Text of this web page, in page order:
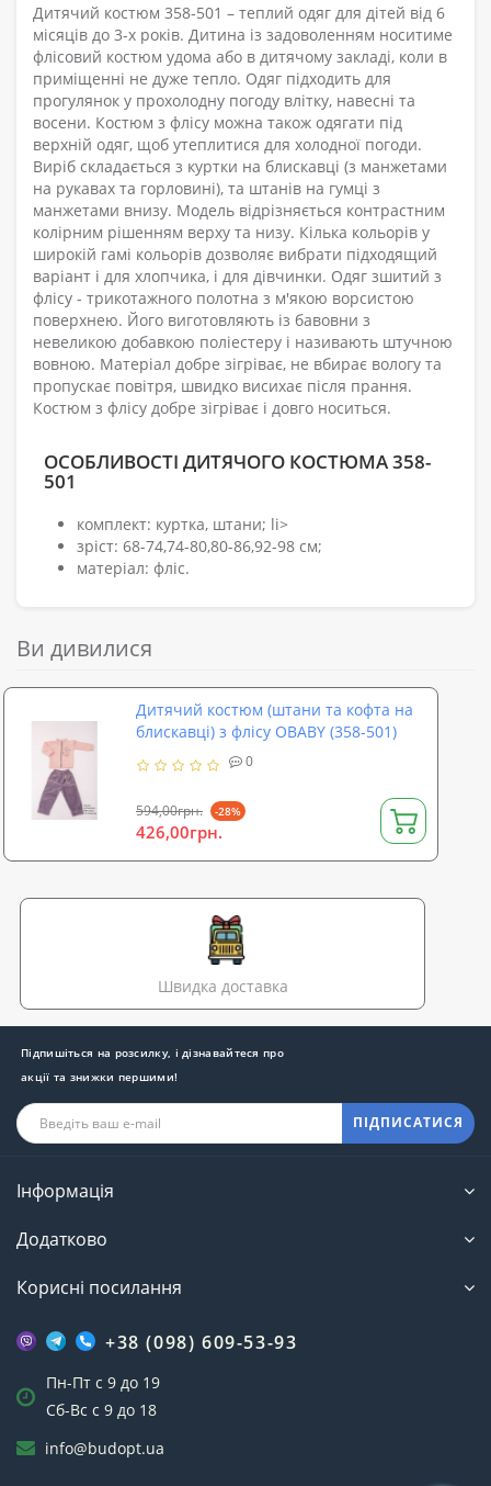
Дитячий костюм 358-501 – теплий одяг для дітей від 6
місяців до 3-х років. Дитина із задоволенням носитиме
флісовий костюм удома або в дитячому закладі, коли в
приміщенні не дуже тепло. Одяг підходить для
прогулянок у прохолодну погоду влітку, навесні та
восени. Костюм з флісу можна також одягати під
верхній одяг, щоб утеплитися для холодної погоди.
Виріб складається з куртки на блискавці (з манжетами
на рукавах та горловині), та штанів на гумці з
манжетами внизу. Модель відрізняється контрастним
колірним рішенням верху та низу. Кілька кольорів у
широкій гамі кольорів дозволяє вибрати підходящий
варіант і для хлопчика, і для дівчинки. Одяг зшитий з
флісу - трикотажного полотна з м'якою ворсистою
поверхнею. Його виготовляють із бавовни з
невеликою добавкою поліестеру і називають штучною
вовною. Матеріал добре зігріває, не вбирає вологу та
пропускає повітря, швидко висихає після прання.
Костюм з флісу добре зігріває і довго носиться.
ОСОБЛИВОСТІ ДИТЯЧОГО КОСТЮМА 358-
501
комплект: куртка, штани; li>
зріст: 68-74,74-80,80-86,92-98 см;
матеріал: фліс.
Ви дивилися
Дитячий костюм (штани та кофта на
блискавці) з флісу OBABY (358-501)
0
594,00грн. -28%
426,00грн.
Швидка доставка
Підпишіться на розсилку, і дізнавайтеся про
акції та знижки першими!
ПІДПИСАТИСЯ
Інформація
Додатково
Корисні посилання
+38 (098) 609-53-93
Пн-Пт с 9 до 19
Сб-Вс с 9 до 18
info@budopt.ua